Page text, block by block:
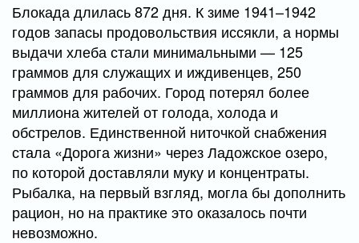
Блокада длилась 872 дня. К зиме 1941–1942
годов запасы продовольствия иссякли, а нормы
выдачи хлеба стали минимальными — 125
граммов для служащих и иждивенцев, 250
граммов для рабочих. Город потерял более
миллиона жителей от голода, холода и
обстрелов. Единственной ниточкой снабжения
стала «Дорога жизни» через Ладожское озеро,
по которой доставляли муку и концентраты.
Рыбалка, на первый взгляд, могла бы дополнить
рацион, но на практике это оказалось почти
невозможно.